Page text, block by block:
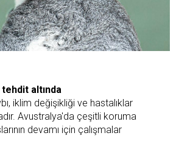
altında
iklim değişikliği ve hastalıklar
Avustralya'da çeşitli koruma
devamı için çalışmalar